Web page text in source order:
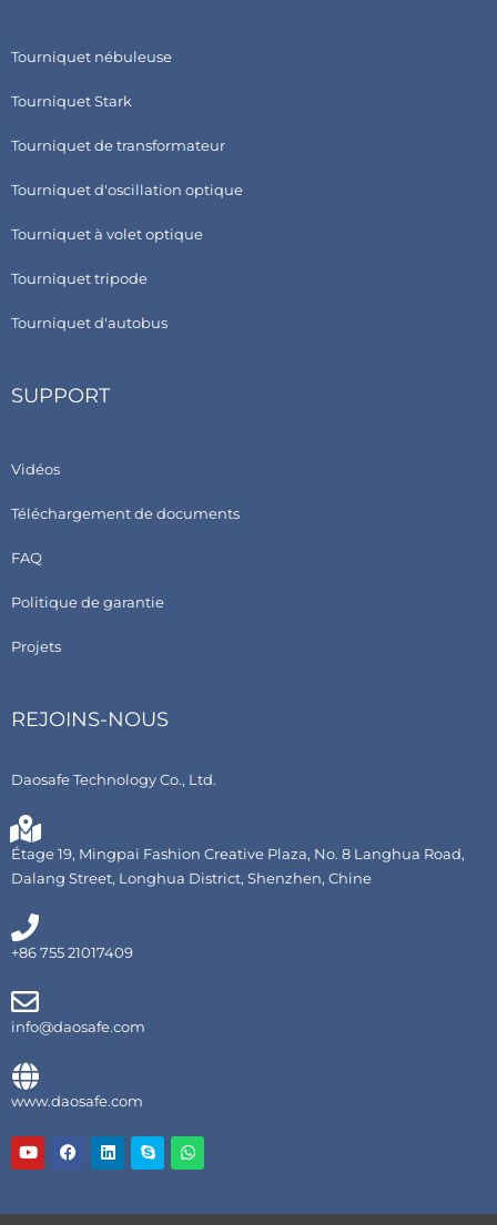
Tourniquet nébuleuse
Tourniquet Stark
Tourniquet de transformateur
Tourniquet d'oscillation optique
Tourniquet à volet optique
Tourniquet tripode
Tourniquet d'autobus
SUPPORT
Vidéos
Téléchargement de documents
FAQ
Politique de garantie
Projets
REJOINS-NOUS
Daosafe Technology Co., Ltd.
Étage 19, Mingpai Fashion Creative Plaza, No. 8 Langhua Road,
Dalang Street, Longhua District, Shenzhen, Chine
+86 755 21017409
info@daosafe.com
www.daosafe.com
Y
o
u
u
F
a
b
L
i
n
e
S
k
y
e
W
h
a
s